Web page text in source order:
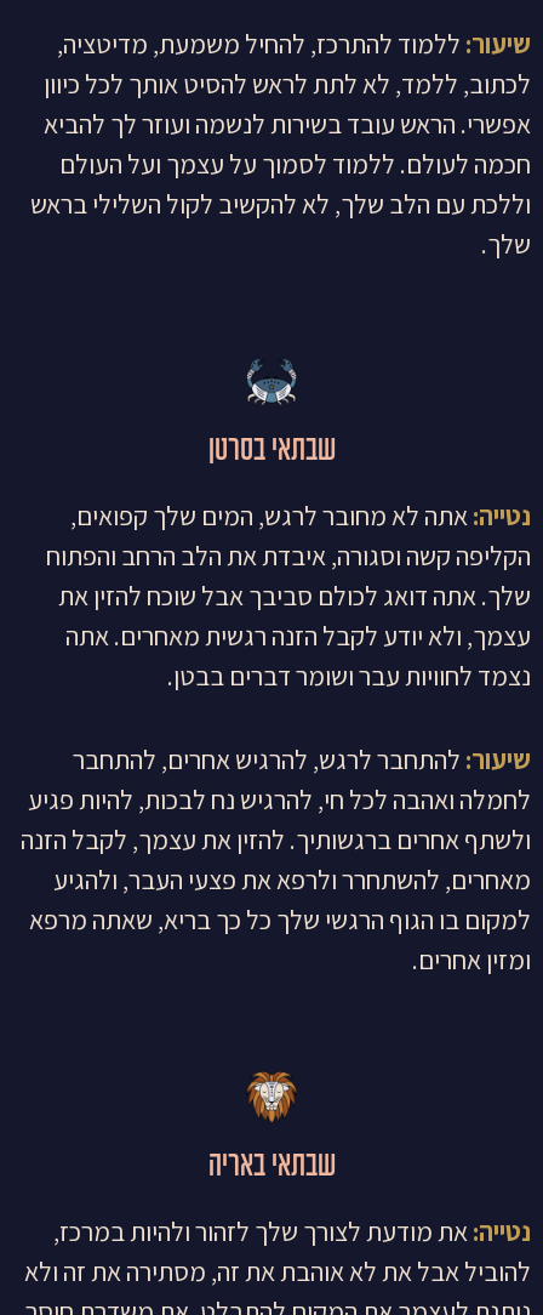
שיעור: ללמוד להתרכז, להחיל משמעת, מדיטציה,
לכתוב, ללמד, לא לתת לראש להסיט אותך לכל כיוון
אפשרי. הראש עובד בשירות לנשמה ועוזר לך להביא
חכמה לעולם. ללמוד לסמוך על עצמך ועל העולם
וללכת עם הלב שלך, לא להקשיב לקול השלילי בראש
שלך.
שבתאי בסרטן
נטייה:אתה לא מחובר לרגש, המים שלך קפואים,
הקליפה קשה וסגורה, איבדת את הלב הרחב והפתוח
שלך. אתה דואג לכולם סביבך אבל שוכח להזין את
עצמך, ולא יודע לקבל הזנה רגשית מאחרים. אתה
נצמד לחוויות עבר ושומר דברים בבטן.
שיעור: להתחבר לרגש, להרגיש אחרים, להתחבר
לחמלה ואהבה לכל חי, להרגיש נח לבכות, להיות פגיע
ולשתף אחרים ברגשותיך. להזין את עצמך, לקבל הזנה
מאחרים, להשתחרר ולרפא את פצעי העבר, ולהגיע
למקום בו הגוף הרגשי שלך כל כך בריא, שאתה מרפא
ומזין אחרים.
שבתאי באריה
נטייה:את מודעת לצורך שלך לזהור ולהיות במרכז,
להוביל אבל את לא אוהבת את זה, מסתירה את זה ולא